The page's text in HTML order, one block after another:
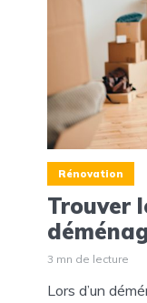
Rénovation
Trouver
3 mn de lecture
Lors d’un